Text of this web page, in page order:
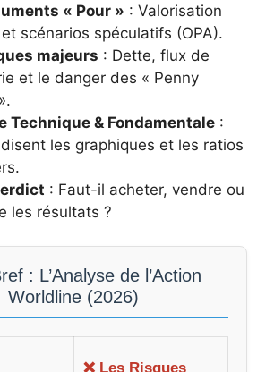
« Pour » : Valorisation
scénarios spéculatifs (OPA).
majeurs : Dette, flux de
et le danger des « Penny
Technique & Fondamentale :
les graphiques et les ratios
: Faut-il acheter, vendre ou
les résultats ?
: L’Analyse de l’Action
Worldline (2026)
❌ Les Risques